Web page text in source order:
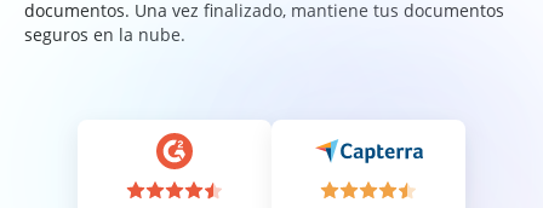
documentos. Una vez finalizado, mantiene tus documentos
seguros en la nube.